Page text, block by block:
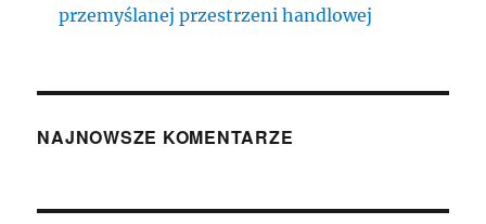
przemyślanej przestrzeni handlowej
NAJNOWSZE KOMENTARZE